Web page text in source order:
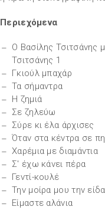
Περιεχόμενα
Ο Βασίλης Τσιτσάνης
Τσιτσάνης 1
Γκιούλ μπαχάρ
Τα σήμαντρα
Η ζημιά
Σε ζηλεύω
Σύρε κι έλα άρχισες
Όταν στα κέντρα σε
Χαρέμια με διαμάντια
Σ' έχω κάνει πέρα
Γεντί-κουλέ
Την μοίρα μου την είδα
Είμαστε αλάνια